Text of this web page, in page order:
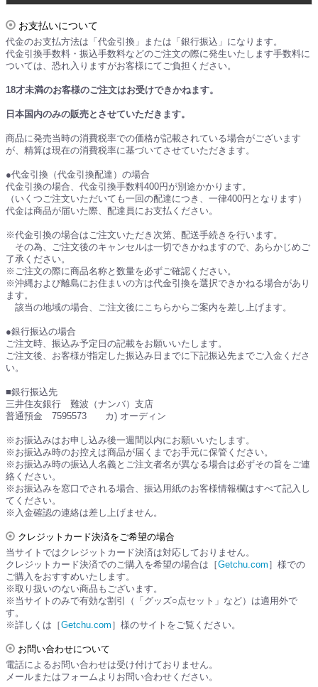
お支払いについて
代金のお支払方法は「代金引換」または「銀行振込」になります。
代金引換手数料・振込手数料などのご注文の際に発生いたします手数料に
ついては、恐れ入りますがお客様にてご負担ください。
18才未満のお客様のご注文はお受けできかねます。
日本国内のみの販売とさせていただきます。
商品に発売当時の消費税率での価格が記載されている場合がございます
が、精算は現在の消費税率に基づいてさせていただきます。
●代金引換（代金引換配達）の場合
代金引換の場合、代金引換手数料400円が別途かかります。
（いくつご注文いただいても一回の配達につき、一律400円となります）
代金は商品が届いた際、配達員にお支払ください。
※代金引換の場合はご注文いただき次第、配送手続きを行います。
その為、ご注文後のキャンセルは一切できかねますので、あらかじめご
了承ください。
※ご注文の際に商品名称と数量を必ずご確認ください。
※沖縄および離島にお住まいの方は代金引換を選択できかねる場合があり
ます。
該当の地域の場合、ご注文後にこちらからご案内を差し上げます。
●銀行振込の場合
ご注文時、振込み予定日の記載をお願いいたします。
ご注文後、お客様が指定した振込み日までに下記振込先までご入金くださ
い。
■銀行振込先
三井住友銀行 難波（ナンバ）支店
普通預金 7595573 カ) オーディン
※お振込みはお申し込み後一週間以内にお願いいたします。
※お振込み時のお控えは商品が届くまでお手元に保管ください。
※お振込み時の振込人名義とご注文者名が異なる場合は必ずその旨をご連
絡ください。
※お振込みを窓口でされる場合、振込用紙のお客様情報欄はすべて記入し
てください。
※入金確認の連絡は差し上げません。
クレジットカード決済をご希望の場合
当サイトではクレジットカード決済は対応しておりません。
クレジットカード決済でのご購入を希望の場合は［Getchu.com ］様での
ご購入をおすすめいたします。
※取り扱いのない商品もございます。
※当サイトのみで有効な割引（「グッズ○点セット」など）は適用外で
す。
※詳しくは［Getchu.com ］様のサイトをご覧ください。
お問い合わせについて
電話によるお問い合わせは受け付けておりません。
メールまたはフォームよりお問い合わせください。